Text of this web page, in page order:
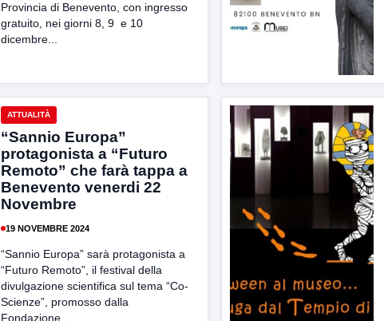
Provincia di Benevento, con ingresso
gratuito, nei giorni 8, 9 e 10
dicembre...
ATTUALITÀ
“Sannio Europa”
protagonista a “Futuro
Remoto” che farà tappa a
Benevento venerdi 22
Novembre
19 NOVEMBRE 2024
“Sannio Europa” sarà protagonista a
“Futuro Remoto”, il festival della
divulgazione scientifica sul tema “Co-
Scienze”, promosso dalla
Fondazione...